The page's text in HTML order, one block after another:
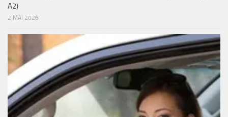
A2)
2 MAI 2026